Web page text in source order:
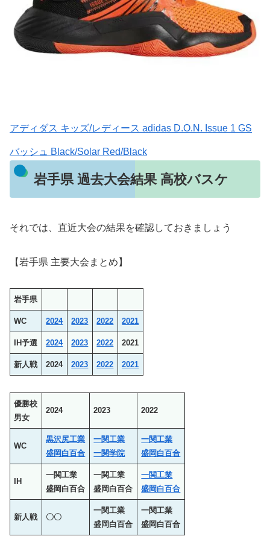
アディダス キッズ/レディース adidas D.O.N. Issue 1 GS
バッシュ Black/Solar Red/Black
岩手県 過去大会結果 高校バスケ
それでは、直近大会の結果を確認しておきましょう
【岩手県 主要大会まとめ】
岩手県
WC 2024 2023 2022 2021
IH予選 2024 2023 2022 2021
新人戦 2024 2023 2022 2021
優勝校
男女
2024 2023 2022
WC
黒沢尻工業
盛岡白百合
一関工業
一関学院
一関工業
盛岡白百合
IH
一関工業
盛岡白百合
一関工業
盛岡白百合
一関工業
盛岡白百合
新人戦 〇〇
一関工業
盛岡白百合
一関工業
盛岡白百合